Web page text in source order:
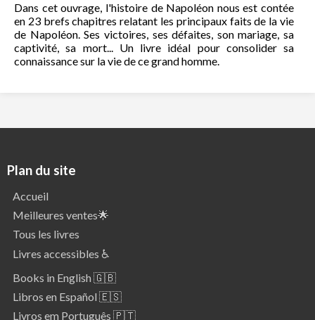
Dans cet ouvrage, l'histoire de Napoléon nous est contée
en 23 brefs chapitres relatant les principaux faits de la vie
de Napoléon. Ses victoires, ses défaites, son mariage, sa
captivité, sa mort... Un livre idéal pour consolider sa
connaissance sur la vie de ce grand homme.
Plan du site
Accueil
Meilleures ventes🌟
Tous les livres
Livres accessibles ♿
Books in English 🇬🇧
Libros en Español 🇪🇸
Livros em Português 🇵🇹